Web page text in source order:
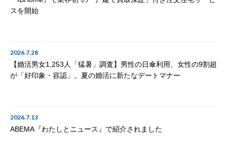
スを開始
2026.7.28
【婚活男女1,253人「猛暑」調査】男性の日傘利用、女性の9割超
が「好印象・容認」。夏の婚活に新たなデートマナー
2026.7.13
ABEMA『わたしとニュース』で紹介されました